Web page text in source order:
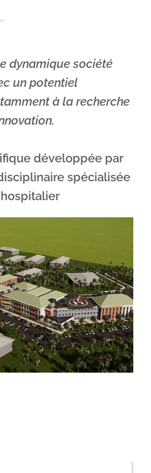
dynamique société
un potentiel
à la recherche
développée par
spécialisée